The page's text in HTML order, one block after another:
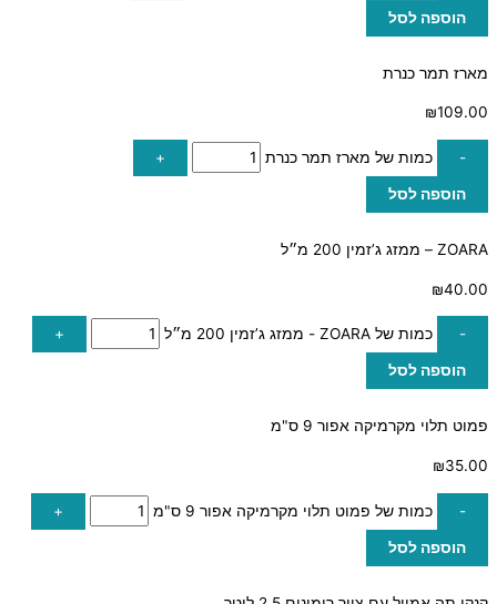
הוספה לסל
מארז תמר כנרת
₪109.00
- כמות של מארז תמר כנרת +
הוספה לסל
ZOARA – ממזג ג’זמין 200 מ״ל
₪40.00
- כמות של ZOARA - ממזג ג’זמין 200 מ״ל +
הוספה לסל
פמוט תלוי מקרמיקה אפור 9 ס"מ
₪35.00
- כמות של פמוט תלוי מקרמיקה אפור 9 ס"מ +
הוספה לסל